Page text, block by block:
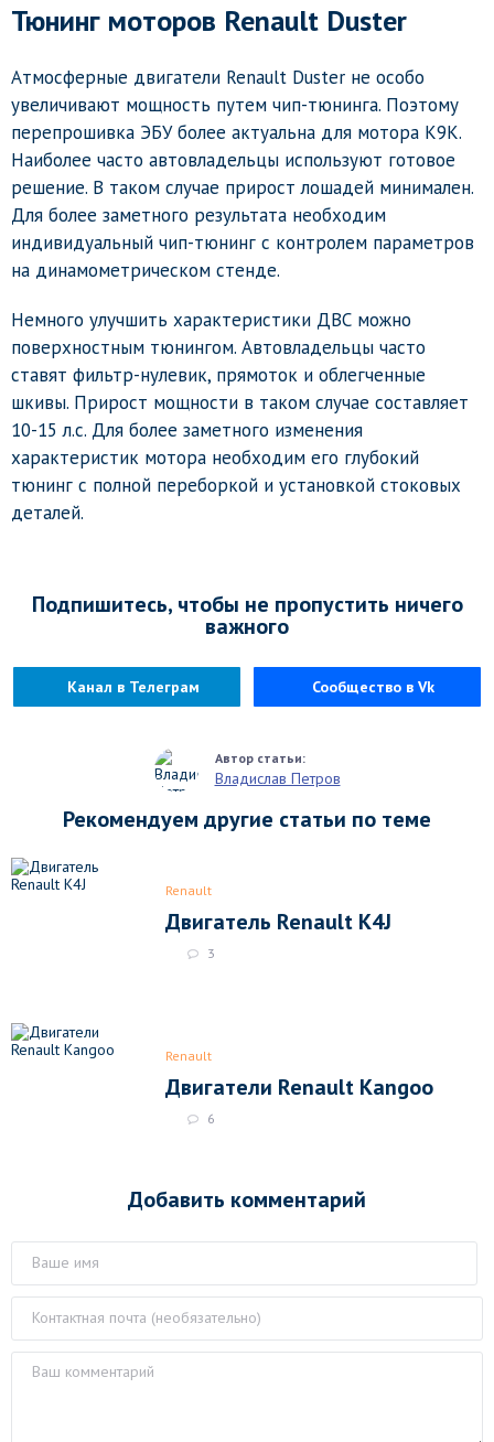
Тюнинг моторов Renault Duster
Атмосферные двигатели Renault Duster не особо
увеличивают мощность путем чип-тюнинга. Поэтому
перепрошивка ЭБУ более актуальна для мотора K9K.
Наиболее часто автовладельцы используют готовое
решение. В таком случае прирост лошадей минимален.
Для более заметного результата необходим
индивидуальный чип-тюнинг с контролем параметров
на динамометрическом стенде.
Немного улучшить характеристики ДВС можно
поверхностным тюнингом. Автовладельцы часто
ставят фильтр-нулевик, прямоток и облегченные
шкивы. Прирост мощности в таком случае составляет
10-15 л.с. Для более заметного изменения
характеристик мотора необходим его глубокий
тюнинг с полной переборкой и установкой стоковых
деталей.
Подпишитесь, чтобы не пропустить ничего
важного
Канал в Телеграм Сообщество в Vk
Владислав Петров
Рекомендуем другие статьи по теме
Renault
Двигатель Renault K4J
3
Renault
Двигатели Renault Kangoo
6
Добавить комментарий